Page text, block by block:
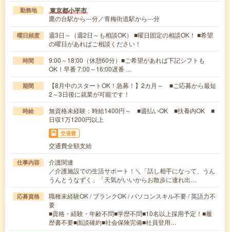
勤務地 東京都小平市
鷹の台駅から---分／青梅街道駅から---分
曜日頻度
週3日～（週2日～も相談OK） ■曜日固定の相談OK！ ■希望
の曜日があればご相談ください！
時間
9:00～18:00（休憩60分）■ご希望があれば下記シフトも
OK！早番 7:00～16:00遅番 …
期間
【8月中のスタートOK！急募！】2カ月～ ■ご応募から最短
2～3日後に就業が可能です！
時給
無資格未経験：時給1400円～ ■週払いOK ■扶養内OK ■
日収1万1200円以上
交通費
交通費全額支給
仕事内容
介護関連
／介護施設での生活サポート！＼「話し相手になって、うん
うんとうなずく」「天気がいいからお散歩に連れ出…
応募資格
職種未経験OK / ブランクOK / パソコンスキル不要 / 英語力不
要
■資格・経験・年齢不問■学歴不問■10名以上採用予定！■履
歴書不要■面談確約■社会保険完備■社員登用…